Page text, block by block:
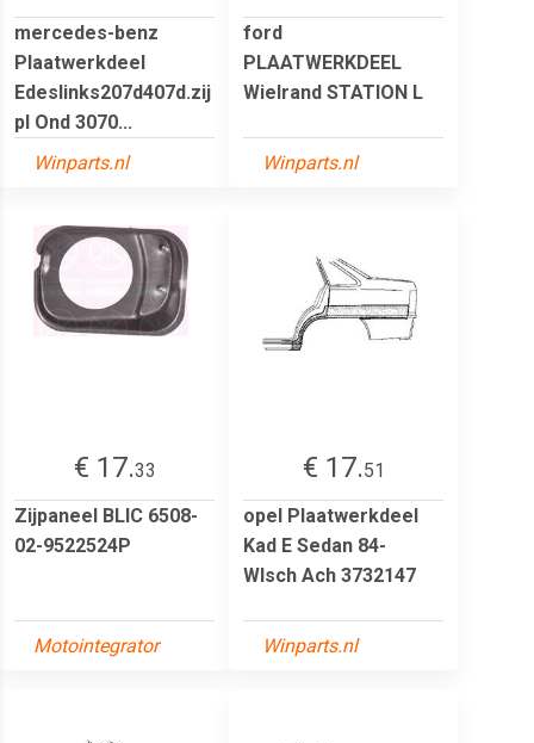
mercedes-benz
Plaatwerkdeel
Edeslinks207d407d.zij
pl Ond 3070...
Winparts.nl
ford
PLAATWERKDEEL
Wielrand STATION L
Winparts.nl
€ 17.33
Zijpaneel BLIC 6508-
02-9522524P
Motointegrator
€ 17.51
opel Plaatwerkdeel
Kad E Sedan 84-
Wlsch Ach 3732147
Winparts.nl